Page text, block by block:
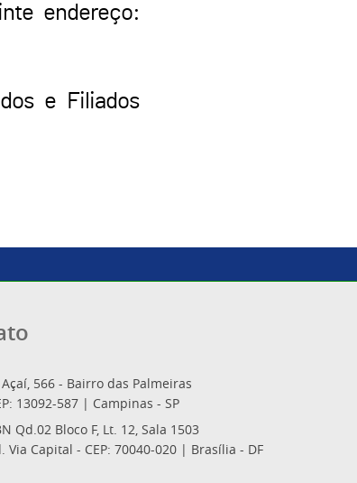
endereço:
e Filiados
Açaí, 566 - Bairro das Palmeiras
13092-587 | Campinas - SP
Qd.02 Bloco F, Lt. 12, Sala 1503
Via Capital - CEP: 70040-020 | Brasília - DF